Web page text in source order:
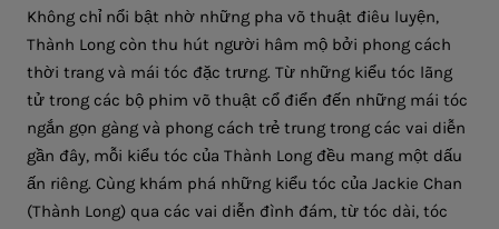
Không chỉ nổi bật nhờ những pha võ thuật điêu luyện,
Thành Long còn thu hút người hâm mộ bởi phong cách
thời trang và mái tóc đặc trưng. Từ những kiểu tóc lãng
tử trong các bộ phim võ thuật cổ điển đến những mái tóc
ngắn gọn gàng và phong cách trẻ trung trong các vai diễn
gần đây, mỗi kiểu tóc của Thành Long đều mang một dấu
ấn riêng. Cùng khám phá những kiểu tóc của Jackie Chan
(Thành Long) qua các vai diễn đình đám, từ tóc dài, tóc